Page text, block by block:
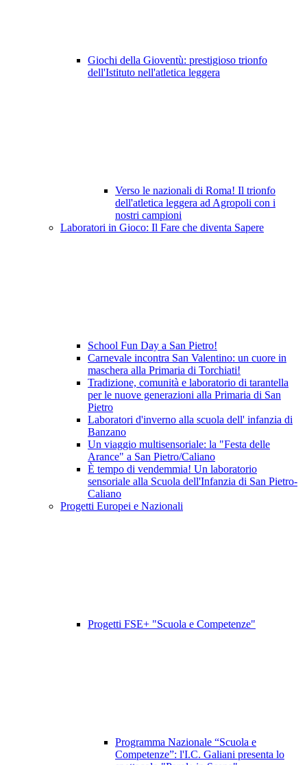
Giochi della Gioventù: prestigioso trionfo
dell'Istituto nell'atletica leggera
Verso le nazionali di Roma! Il trionfo
dell'atletica leggera ad Agropoli con i
nostri campioni
Laboratori in Gioco: Il Fare che diventa Sapere
School Fun Day a San Pietro!
Carnevale incontra San Valentino: un cuore in
maschera alla Primaria di Torchiati!
Tradizione, comunità e laboratorio di tarantella
per le nuove generazioni alla Primaria di San
Pietro
Laboratori d'inverno alla scuola dell' infanzia di
Banzano
Un viaggio multisensoriale: la "Festa delle
Arance" a San Pietro/Caliano
È tempo di vendemmia! Un laboratorio
sensoriale alla Scuola dell'Infanzia di San Pietro-
Caliano
Progetti Europei e Nazionali
Progetti FSE+ "Scuola e Competenze"
Programma Nazionale “Scuola e
Competenze”: l'I.C. Galiani presenta lo